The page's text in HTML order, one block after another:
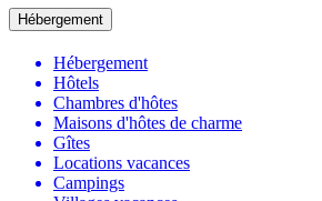
Hébergement
Hébergement
Hôtels
Chambres d'hôtes
Maisons d'hôtes de charme
Gîtes
Locations vacances
Campings